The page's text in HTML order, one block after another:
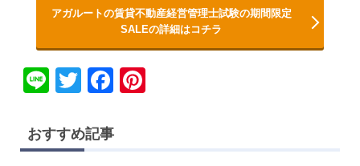
アガルートの賃貸不動産経営管理士試験の期間限定
SALEの詳細はコチラ
Li
e
T
tt
er
F
c
おすすめ記事